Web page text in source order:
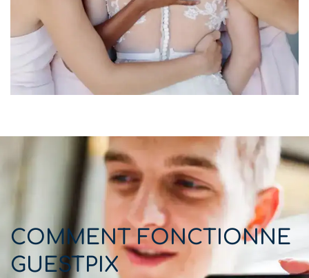
COMMENT FONCTIONNE
GUESTPIX